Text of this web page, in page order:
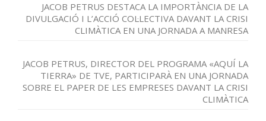
JACOB PETRUS DESTACA LA IMPORTÀNCIA DE LA
DIVULGACIÓ I L’ACCIÓ COL·LECTIVA DAVANT LA CRISI
CLIMÀTICA EN UNA JORNADA A MANRESA
JACOB PETRUS, DIRECTOR DEL PROGRAMA «AQUÍ LA
TIERRA» DE TVE, PARTICIPARÀ EN UNA JORNADA
SOBRE EL PAPER DE LES EMPRESES DAVANT LA CRISI
CLIMÀTICA